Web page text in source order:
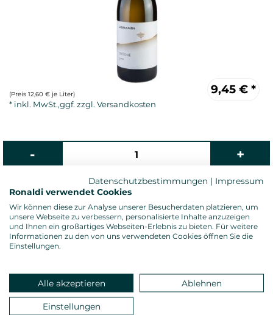
9,45 € *
(Preis 12,60 € je Liter)
Weißwein, trocken
Alkoholgehalt: 12,5 %vol.
Gesamtsäure: 5,50 g/l
Restzucker: 2,00 g/l
Verschluss: Naturkorken
Land: Italien, Anbauregion: Kalabrien
Rebsorten: Chardonnay, Sauvignon
Datenschutzbestimmungen | Impressum
Ronaldi verwendet Cookies
Wir können diese zur Analyse unserer Besucherdaten platzieren, um
unsere Webseite zu verbessern, personalisierte Inhalte anzuzeigen
und Ihnen ein großartiges Webseiten-Erlebnis zu bieten. Für weitere
Informationen zu den von uns verwendeten Cookies öffnen Sie die
Einstellungen.
Alle akzeptieren Ablehnen
Einstellungen